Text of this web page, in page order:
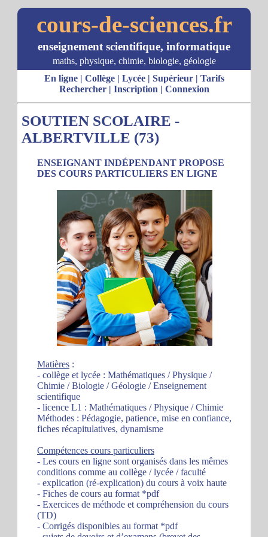
cours-de-sciences.fr
enseignement scientifique, informatique
maths, physique, chimie, biologie, géologie
En ligne| Collège| Lycée| Supérieur| Tarifs
Rechercher| Inscription | Connexion
SOUTIEN SCOLAIRE -
ALBERTVILLE (73)
ENSEIGNANT INDÉPENDANT PROPOSE
DES COURS PARTICULIERS EN LIGNE
Matières :
- collège et lycée : Mathématiques / Physique /
Chimie / Biologie / Géologie / Enseignement
scientifique
- licence L1 : Mathématiques / Physique / Chimie
Méthodes : Pédagogie, patience, mise en confiance,
fiches récapitulatives, dynamisme
Compétences cours particuliers
- Les cours en ligne sont organisés dans les mêmes
conditions comme au collège / lycée / faculté
- explication (ré-explication) du cours à voix haute
- Fiches de cours au format *pdf
- Exercices de méthode et compréhension du cours
(TD)
- Corrigés disponibles au format *pdf